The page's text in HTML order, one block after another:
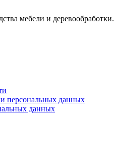
мебели и деревообработки.
персональных данных
данных